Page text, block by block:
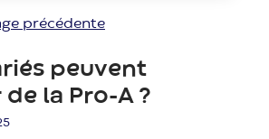
précédente
peuvent
la Pro-A ?